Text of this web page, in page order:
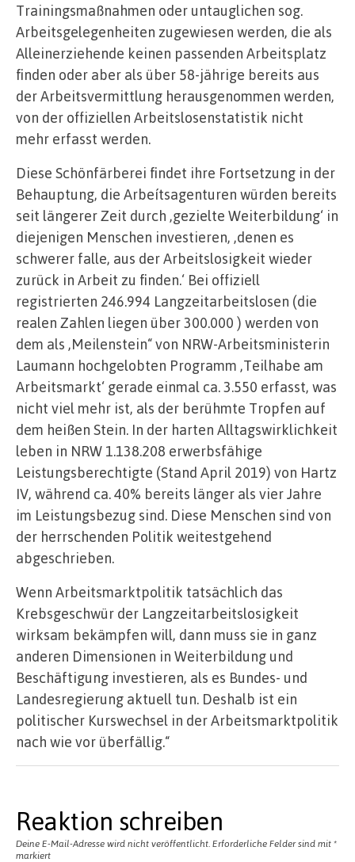
Trainingsmaßnahmen oder untauglichen sog.
Arbeitsgelegenheiten zugewiesen werden, die als
Alleinerziehende keinen passenden Arbeitsplatz
finden oder aber als über 58-jährige bereits aus
der Arbeitsvermittlung herausgenommen werden,
von der offiziellen Arbeitslosenstatistik nicht
mehr erfasst werden.
Diese Schönfärberei findet ihre Fortsetzung in der
Behauptung, die Arbeítsagenturen würden bereits
seit längerer Zeit durch ‚gezielte Weiterbildung‘ in
diejenigen Menschen investieren, ‚denen es
schwerer falle, aus der Arbeitslosigkeit wieder
zurück in Arbeit zu finden.‘ Bei offiziell
registrierten 246.994 Langzeitarbeitslosen (die
realen Zahlen liegen über 300.000 ) werden von
dem als ‚Meilenstein“ von NRW-Arbeitsministerin
Laumann hochgelobten Programm ‚Teilhabe am
Arbeitsmarkt‘ gerade einmal ca. 3.550 erfasst, was
nicht viel mehr ist, als der berühmte Tropfen auf
dem heißen Stein. In der harten Alltagswirklichkeit
leben in NRW 1.138.208 erwerbsfähige
Leistungsberechtigte (Stand April 2019) von Hartz
IV, während ca. 40% bereits länger als vier Jahre
im Leistungsbezug sind. Diese Menschen sind von
der herrschenden Politik weitestgehend
abgeschrieben.
Wenn Arbeitsmarktpolitik tatsächlich das
Krebsgeschwür der Langzeitarbeitslosigkeit
wirksam bekämpfen will, dann muss sie in ganz
anderen Dimensionen in Weiterbildung und
Beschäftigung investieren, als es Bundes- und
Landesregierung aktuell tun. Deshalb ist ein
politischer Kurswechsel in der Arbeitsmarktpolitik
nach wie vor überfällig.“
Reaktion schreiben
Deine E-Mail-Adresse wird nicht veröffentlicht. Erforderliche Felder sind mit *
markiert